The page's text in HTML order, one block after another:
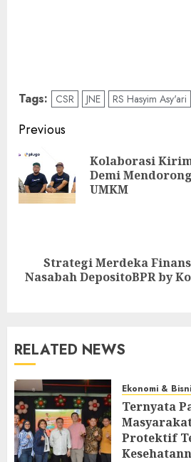
Tags: CSR JNE RS Hasyim Asy'ari
Post
navigation
Previous
Kolaborasi
Demi
UMKM
Next
post:
Strategi Merdeka
Nasabah DepositoBPR by
RELATED NEWS
Ekonomi &
Ternyata
Protektif